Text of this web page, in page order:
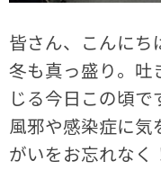
皆さん、こんにち
冬も真っ盛り。吐
じる今日この頃で
風邪や感染症に気
がいをお忘れなく